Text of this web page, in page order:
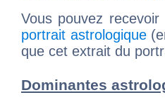
Vous pouvez
portrait astrologique
que cet extrait du
Dominantes